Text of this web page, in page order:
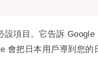
設項目。它告訴
會把日本用戶導到您